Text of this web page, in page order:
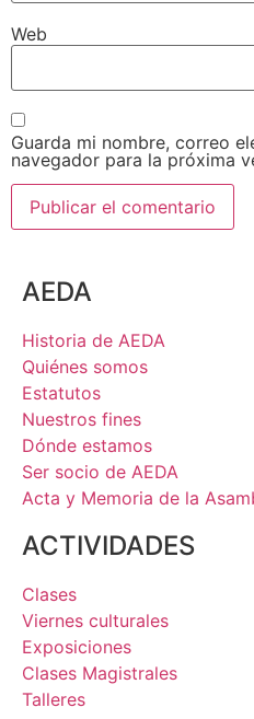
Web
Guarda mi nombre, correo
navegador para la próxima
AEDA
Historia de AEDA
Quiénes somos
Estatutos
Nuestros fines
Dónde estamos
Ser socio de AEDA
Acta y Memoria de la
ACTIVIDADES
Clases
Viernes culturales
Exposiciones
Clases Magistrales
Talleres